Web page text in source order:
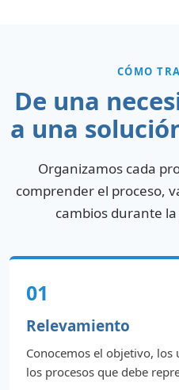
CÓMO
De una
a una
Organizamos cada
comprender el proceso,
cambios durante
01
Relevamiento
Conocemos el objetivo,
los procesos que debe